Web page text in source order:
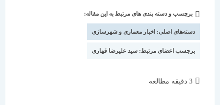
شده
است:
برچسب و دسته بندی های مرتبط به این مقاله:
دسته‌های اصلی:اخبار معماری و شهرسازی
برچسب اعضای مرتبط: سید علیرضا قهاری